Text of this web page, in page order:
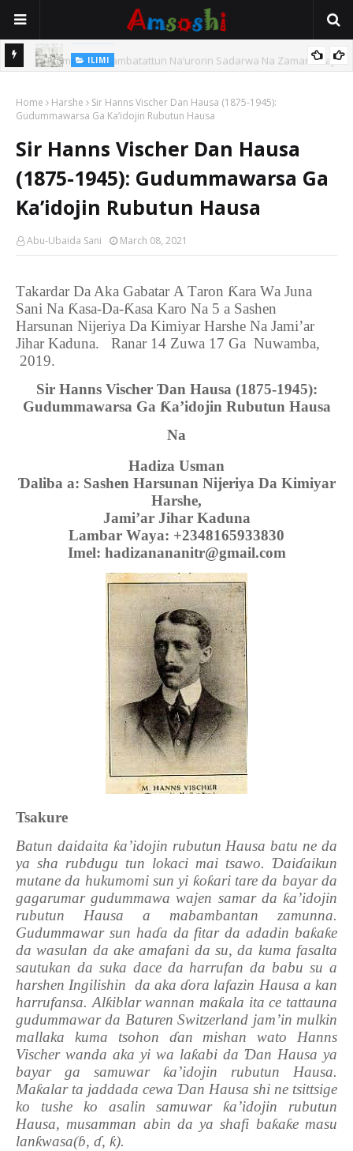
ILIMI
Al’adar Neman Ilimin Bahaushe
Home Harshe
Sir Hanns Vischer Dan Hausa (1875-1945):
Gudummawarsa Ga Ka’idojin Rubutun Hausa
Sir Hanns Vischer Dan Hausa
(1875-1945): Gudummawarsa Ga
Ka’idojin Rubutun Hausa
Abu-Ubaida Sani March 08, 2021
TakardarDa Aka Gabatar A Taron Ƙara Wa Juna
Sani Na Ƙasa-Da-Ƙasa Karo Na 5 a Sashen
Harsunan Nijeriya Da Kimiyar Harshe Na Jami’ar
JiharKaduna. Ranar 14 Zuwa 17 Ga Nuwamba,
2019.
Sir Hanns Vischer Ɗan Hausa (1875-1945):
Gudummawarsa Ga Ƙa’idojin Rubutun Hausa
Na
Hadiza Usman
Ɗaliba a: Sashen Harsunan Nijeriya Da Kimiyar
Harshe,
Jami’ar Jihar Kaduna
Lambar Waya: +2348165933830
Imel: hadizanananitr@gmail.com
Tsakure
Batun daidaita ƙa’idojin rubutun Hausa batu ne da
ya sha rubdugu tun lokaci mai tsawo. Ɗaiɗaikun
mutane da hukumomi sun yi ƙoƙari tare da bayar da
gagarumar gudummawa wajen samar da ƙa’idojin
rubutun Hausa a mabambantan zamunna.
Gudummawar sun haɗa da fitar da adadin baƙaƙe
da wasulan da ake amafani da su, da kuma fasalta
sautukan da suka dace da harrufan da babu su a
harshen Ingilishin da akaɗora lafazin Hausa a kan
harrufansa. Alƙiblar wannan maƙala ita ce tattauna
gudummawar da Baturen Switzerland jam’in mulkin
mallaka kuma tsohon ɗan mishan wato Hanns
Vischer wanda aka yi wa laƙabi da Ɗan Hausa ya
bayar ga samuwar ƙa’idojin rubutun Hausa.
Maƙalar ta jaddada cewa Ɗan Hausa shi ne tsittsige
ko tushe ko asalin samuwarƙa’idojin rubutun
Hausa, musamman abin da ya shafi baƙaƙe masu
lanƙwasa(ɓ, ɗ, ƙ).